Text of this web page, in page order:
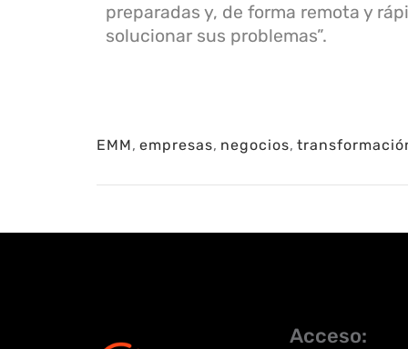
preparadas y, de forma remota y
solucionar sus problemas”.
EMM, empresas, negocios,
Acceso: